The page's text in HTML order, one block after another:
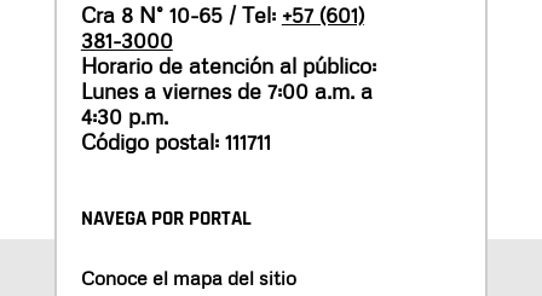
Cra 8 N° 10-65 / Tel: +57 (601)
381-3000
Horario de atención al público:
Lunes a viernes de 7:00 a.m. a
4:30 p.m.
Código postal: 111711
NAVEGA POR PORTAL
Conoce el mapa del sitio